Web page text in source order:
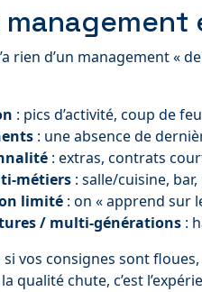
rien d’un management «
: pics d’activité, coup de
: une absence de
: extras, contrats
métiers : salle/cuisine,
limité : on « apprend sur
/ multi-générations :
si vos consignes sont
qualité chute, c’est